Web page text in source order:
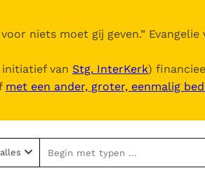
niets moet gij geven.”
van Stg. InterKerk)
met een ander, groter, eenmalig